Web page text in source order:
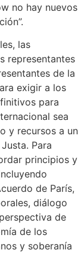
no hay nuevos
las
representantes
de la
exigir a los
para
sea
y recursos a un
Para
principios y
de París,
diálogo
de
de los
y soberanía